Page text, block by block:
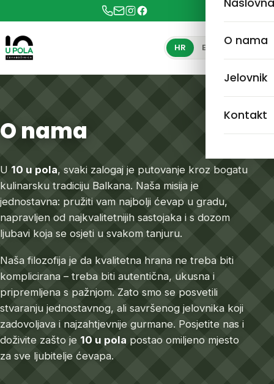
Naslovna
O nama
Jelovnik
Kontakt
HR EN
O nama
U 10 u pola, svaki zalogaj je putovanje kroz bogatu
kulinarsku tradiciju Balkana. Naša misija je
jednostavna: pružiti vam najbolji ćevap u gradu,
napravljen od najkvalitetnijih sastojaka i s dozom
ljubavi koja se osjeti u svakom tanjuru.
Naša filozofija je da kvalitetna hrana ne treba biti
komplicirana – treba biti autentična, ukusna i
pripremljena s pažnjom. Zato smo se posvetili
stvaranju jednostavnog, ali savršenog jelovnika koji
zadovoljava i najzahtjevnije gurmane. Posjetite nas i
doživite zašto je 10 u pola postao omiljeno mjesto
za sve ljubitelje ćevapa.